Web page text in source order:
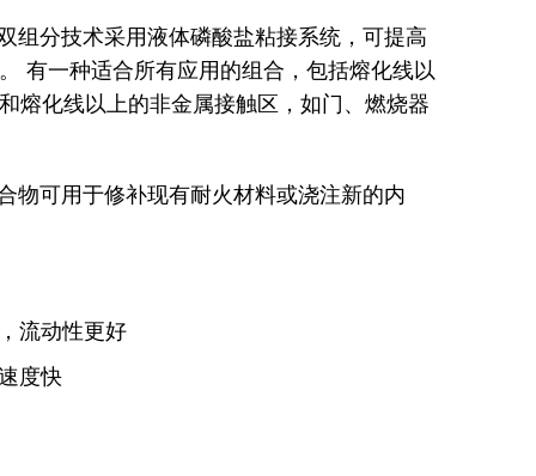
组分技术采用液体磷酸盐粘接系统，可提高
有一种适合所有应用的组合，包括熔化线以
熔化线以上的非金属接触区，如门、燃烧器
物可用于修补现有耐火材料或浇注新的内
流动性更好
度快